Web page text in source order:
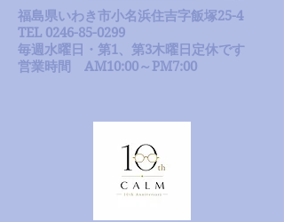
福島県いわき市小名浜住吉字飯塚25-4
TEL 0246-85-0299
毎週水曜日・第1、第3木曜日定休です
​営業時間 AM10:00～PM7:00